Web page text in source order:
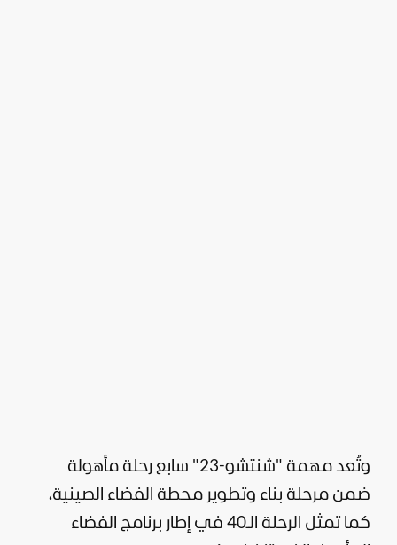
وتُعد مهمة "شنتشو-23" سابع رحلة مأهولة
ضمن مرحلة بناء وتطوير محطة الفضاء الصينية،
كما تمثل الرحلة الـ40 في إطار برنامج الفضاء